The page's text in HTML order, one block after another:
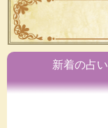
新着の占い